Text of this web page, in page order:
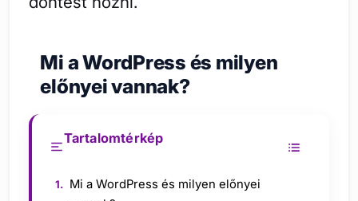
Mi a WordPress és milyen
előnyei vannak?
Tartalomtérkép
Mi a WordPress és milyen előnyei